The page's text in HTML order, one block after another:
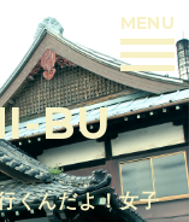
BU
くんだよ！女子
MENU
BACK